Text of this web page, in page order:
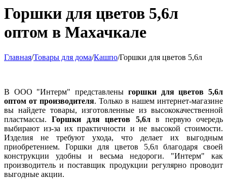
Горшки для цветов 5,6л
оптом в Махачкале
Главная/Товары для дома/Кашпо/Горшки для цветов 5,6л
В ООО "Интерм" представлены горшки для цветов 5,6л
оптом от производителя. Только в нашем интернет-магазине
вы найдете товары, изготовленные из высококачественной
пластмассы.Горшки для цветов 5,6л
в первую очередь
выбирают из-за их практичности и не высокой стоимости.
Изделия не требуют ухода, что делает их выгодным
приобретением. Горшки для цветов 5,6л благодаря своей
конструкции удобны и весьма недороги. "Интерм" как
производитель и поставщик продукции регулярно проводит
выгодные акции.